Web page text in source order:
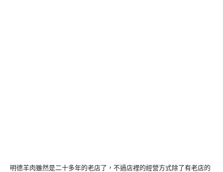
明德羊肉雖然是二十多年的老店了，不過店裡的經營方式除了有老店的